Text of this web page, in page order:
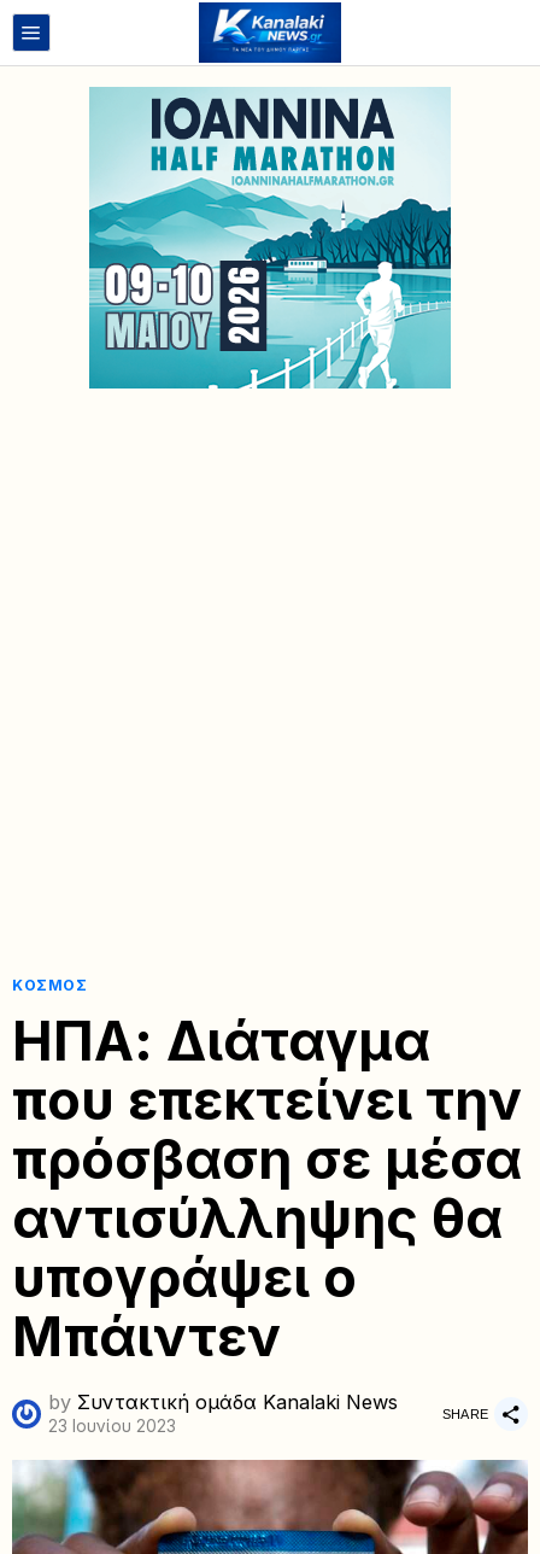
ΚΌΣΜΟΣ
ΗΠΑ: Διάταγμα
που επεκτείνει την
πρόσβαση σε μέσα
αντισύλληψης θα
υπογράψει ο
Μπάιντεν
by Συντακτική ομάδα Kanalaki News
23 Ιουνίου 2023
SHARE